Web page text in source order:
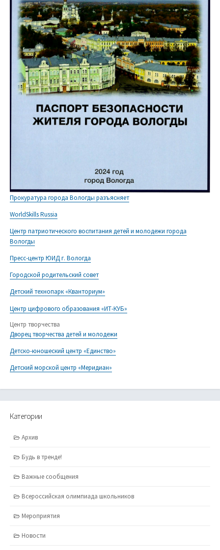
Прокуратура города Вологды разъясняет
WorldSkills Russia
Центр патриотического воспитания детей и молодежи города
Вологды
Пресс-центр ЮИД г. Вологда
Городской родительский совет
Детский технопарк «Кванториум»
Центр цифрового образования «ИТ-КУБ»
Центр творчества
Дворец творчества детей и молодежи
Детско-юношеский центр «Единство»
Детский морской центр «Меридиан»
Категории
Архив
Будь в тренде!
Важные сообщения
Всероссийская олимпиада школьников
Мероприятия
Новости